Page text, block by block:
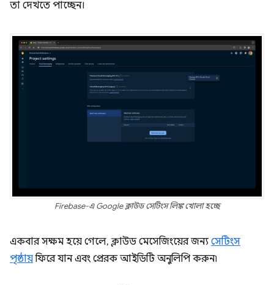
তা দেখতে পাচ্ছেন।
Firebase-এ Google ক্লাউড সেটিংস লিঙ্ক খোলা হচ্ছে
একবার সক্ষম হয়ে গেলে, ক্লাউড মেসেজিংয়ের জন্য সেটিংস
পৃষ্ঠায়ফিরে যান এবং প্রেরক আইডিটি অনুলিপি করুন৷